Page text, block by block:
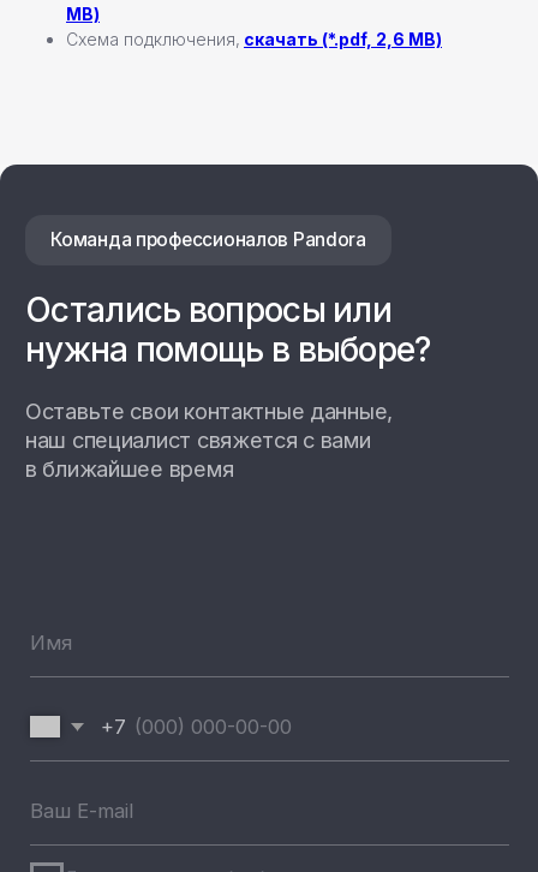
MB)
Схема подключения, скачать (*.pdf, 2,6 MB)